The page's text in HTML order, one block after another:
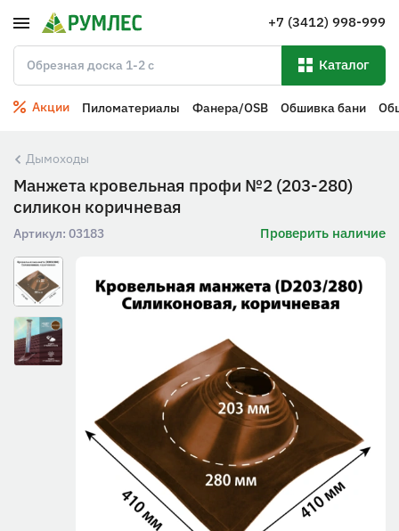
+7 (3412) 998-999
Каталог
Акции Пиломатериалы Фанера/OSB Обшивка бани
Дымоходы
Манжета кровельная профи №2 (203-280)
силикон коричневая
Артикул: 03183 Проверить наличие